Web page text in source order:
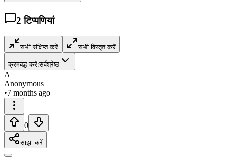
2 टिप्पणियां
सभी संक्षिप्त करें सभी विस्तृत करें
क्रमबद्ध करें:सर्वश्रेष्ठ
A
Anonymous
•7 months ago
0
साझा करें